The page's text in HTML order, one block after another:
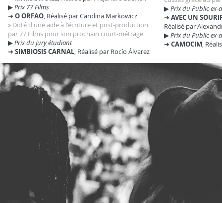
▶︎Prix77 Films
➜ O ORFAO, Réalisé par Carolina Markowicz
» Doté d'une aide à l'écriture et post-production
par77 Films pour son prochain court-métrage
▶︎Prix du Jury étudiant
➜ SIMBIOSIS CARNAL, Réalisé par Rocío Álvarez
▶︎Prix du Public ex-
➜ AVEC UN
Réalisé par
▶︎Prix du Public ex-
➜ CAMOCIM,